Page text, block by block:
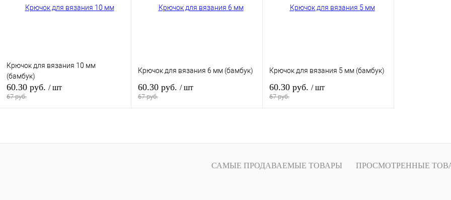
Крючок для вязания 10 мм
(бамбук)
60.30 руб. / шт
67 руб.
Крючок для вязания 6 мм (бамбук)
60.30 руб. / шт
67 руб.
наличии
Крючок для вязания 5 мм (бамбук)
60.30 руб. / шт
67 руб.
наличии
САМЫЕ ПРОДАВАЕМЫЕ ТОВАРЫ ПРОСМОТРЕННЫЕ